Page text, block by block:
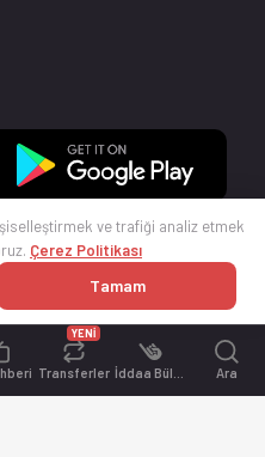
Transferler
YENİ
Ara
ve trafiği analiz etmek
Çerez Politikası
Tamam